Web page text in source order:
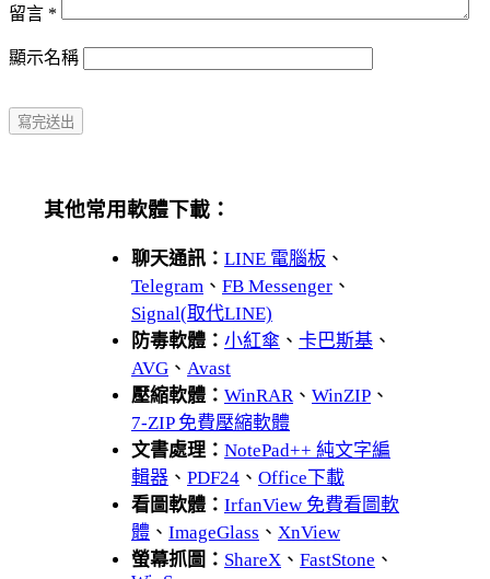
留言 *
顯示名稱
其他常用軟體下載：
聊天通訊： LINE 電腦板 、
Telegram 、 FB Messenger 、
Signal(取代LINE)
防毒軟體： 小紅傘 、 卡巴斯基 、
AVG 、 Avast
壓縮軟體： WinRAR、 WinZIP 、
7-ZIP 免費壓縮軟體
文書處理： NotePad++ 純文字編
輯器 、 PDF24 、 Office下載
看圖軟體： IrfanView 免費看圖軟
體 、 ImageGlass 、 XnView
螢幕抓圖： ShareX 、 FastStone 、